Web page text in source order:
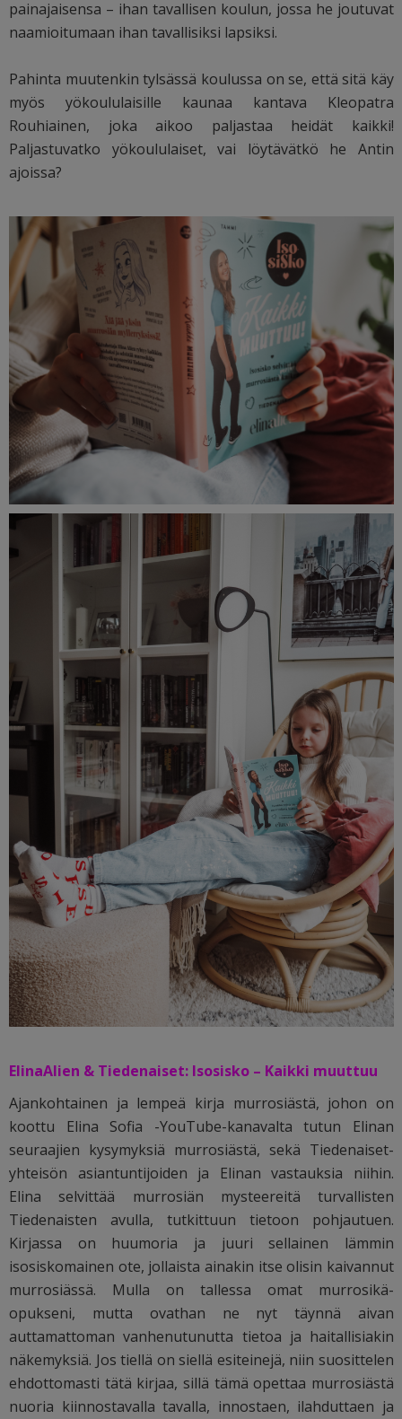
painajaisensa – ihan tavallisen koulun, jossa he joutuvat
naamioitumaan ihan tavallisiksi lapsiksi.
Pahinta muutenkin tylsässä koulussa on se, että sitä käy
myös yökoululaisille kaunaa kantava Kleopatra
Rouhiainen, joka aikoo paljastaa heidät kaikki!
Paljastuvatko yökoululaiset, vai löytävätkö he Antin
ajoissa?
ElinaAlien & Tiedenaiset: Isosisko – Kaikki muuttuu
Ajankohtainen ja lempeä kirja murrosiästä, johon on
koottu Elina Sofia -YouTube-kanavalta tutun Elinan
seuraajien kysymyksiä murrosiästä, sekä Tiedenaiset-
yhteisön asiantuntijoiden ja Elinan vastauksia niihin.
Elina selvittää murrosiän mysteereitä turvallisten
Tiedenaisten avulla, tutkittuun tietoon pohjautuen.
Kirjassa on huumoria ja juuri sellainen lämmin
isosiskomainen ote, jollaista ainakin itse olisin kaivannut
murrosiässä. Mulla on tallessa omat murrosikä-
opukseni, mutta ovathan ne nyt täynnä aivan
auttamattoman vanhenutunutta tietoa ja haitallisiakin
näkemyksiä. Jos tiellä on siellä esiteinejä, niin suosittelen
ehdottomasti tätä kirjaa, sillä tämä opettaa murrosiästä
nuoria kiinnostavalla tavalla, innostaen, ilahduttaen ja